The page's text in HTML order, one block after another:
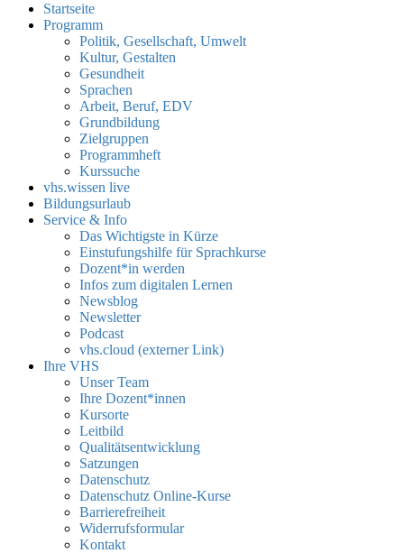
Startseite
Programm
Politik, Gesellschaft, Umwelt
Kultur, Gestalten
Gesundheit
Sprachen
Arbeit, Beruf, EDV
Grundbildung
Zielgruppen
Programmheft
Kurssuche
vhs.wissen live
Bildungsurlaub
Service & Info
Das Wichtigste in Kürze
Einstufungshilfe für Sprachkurse
Dozent*in werden
Infos zum digitalen Lernen
Newsblog
Newsletter
Podcast
vhs.cloud (externer Link)
Ihre VHS
Unser Team
Ihre Dozent*innen
Kursorte
Leitbild
Qualitätsentwicklung
Satzungen
Datenschutz
Datenschutz Online-Kurse
Barrierefreiheit
Widerrufsformular
Kontakt